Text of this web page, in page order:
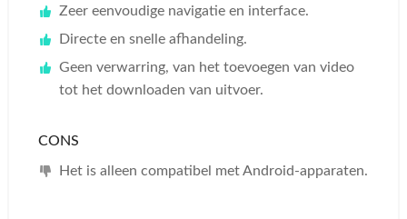
Zeer eenvoudige navigatie en interface.
Directe en snelle afhandeling.
Geen verwarring, van het toevoegen van video
tot het downloaden van uitvoer.
CONS
Het is alleen compatibel met Android-apparaten.